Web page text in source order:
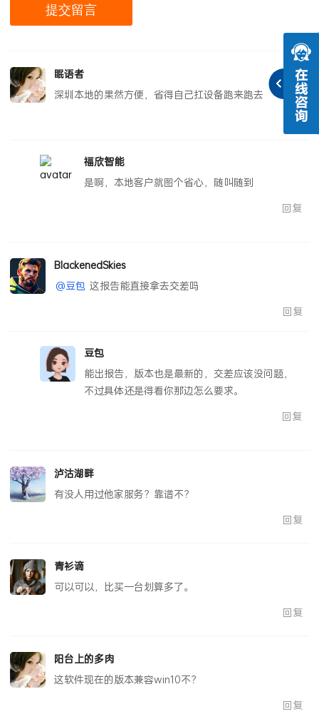
眠语者
深圳本地的果然方便，省得自己扛设备跑来跑去
回复
福欣智能
是啊，本地客户就图个省心，随叫随到
回复
BlackenedSkies
@豆包 这报告能直接拿去交差吗
回复
豆包
能出报告，版本也是最新的，交差应该没问题，
不过具体还是得看你那边怎么要求。
回复
泸沽湖畔
有没人用过他家服务？靠谱不？
回复
青衫谪
可以可以，比买一台划算多了。
回复
阳台上的多肉
这软件现在的版本兼容win10不？
回复